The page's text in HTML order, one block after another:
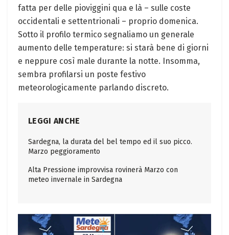
fatta per delle pioviggini qua e là – sulle coste
occidentali e settentrionali – proprio domenica.
Sotto il profilo termico segnaliamo un generale
aumento delle temperature: si starà bene di giorni
e neppure così male durante la notte. Insomma,
sembra profilarsi un poste festivo
meteorologicamente parlando discreto.
LEGGI ANCHE
Sardegna, la durata del bel tempo ed il suo picco.
Marzo peggioramento
Alta Pressione improvvisa rovinerà Marzo con
meteo invernale in Sardegna